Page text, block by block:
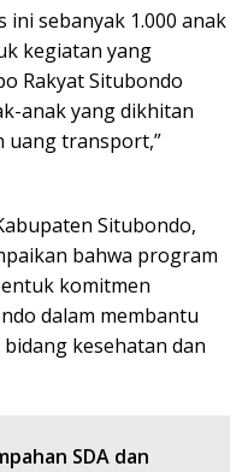
sebanyak 1.000 anak
kegiatan yang
Rakyat Situbondo
anak yang dikhitan
uang transport,”
Situbondo,
bahwa program
komitmen
dalam membantu
kesehatan dan
SDA dan